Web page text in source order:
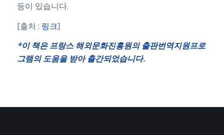
등이 있습니다.
[출처 : 링크]
*이 책은 프랑스 해외문화진흥원의 출판번역지원프로
그램의 도움을 받아 출간되었습니다.